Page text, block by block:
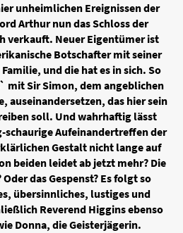
unheimlichen Ereignissen der
Arthur nun das Schloss der
verkauft. Neuer Eigentümer ist
Botschafter mit seiner
und die hat es in sich. So
mit Sir Simon, dem angeblichen
auseinandersetzen, das hier sein
soll. Und wahrhaftig lässt
schaurige Aufeinandertreffen der
Gestalt nicht lange auf
beiden leidet ab jetzt mehr? Die
das Gespenst? Es folgt so
übersinnliches, lustiges und
Reverend Higgins ebenso
Donna, die Geisterjägerin.